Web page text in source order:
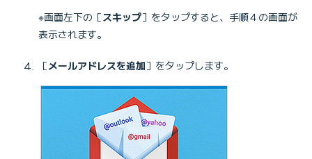
※画面左下の［スキップ］をタップすると、手順４の画面が
表示されます。
［メールアドレスを追加］をタップします。